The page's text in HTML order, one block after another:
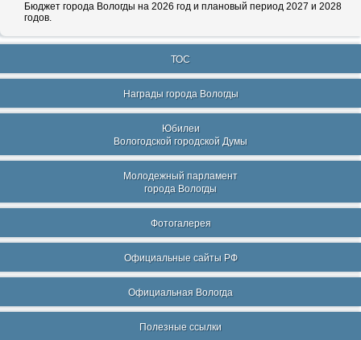
Бюджет города Вологды на 2026 год и плановый период 2027 и 2028
годов.
ТОС
Награды города Вологды
Юбилеи
Вологодской городской Думы
Молодежный парламент
города Вологды
Фотогалерея
Официальные сайты РФ
Официальная Вологда
Полезные ссылки